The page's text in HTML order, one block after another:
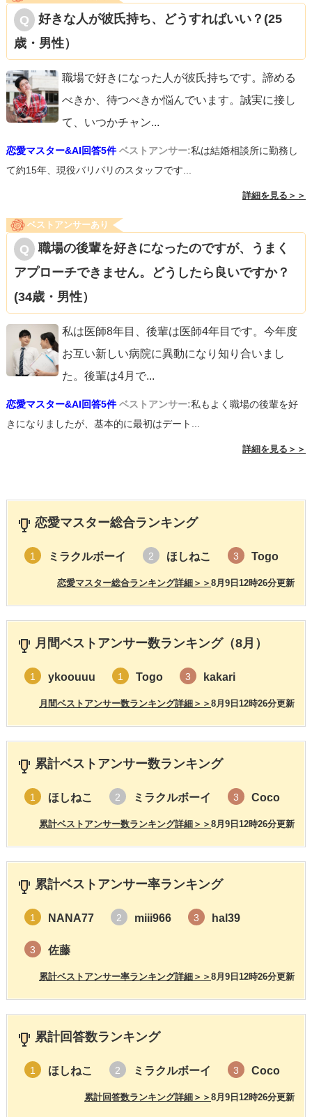
好きな人が彼氏持ち、どうすればいい？(25
歳・男性）
職場で好きになった人が彼氏持ちです。諦める
べきか、待つべきか悩んでいます。誠実に接し
て、いつかチャン...
恋愛マスター&AI回答5件 ベストアンサー:私は結婚相談所に勤務し
て約15年、現役バリバリのスタッフです...
詳細を見る＞＞
ベストアンサーあり
職場の後輩を好きになったのですが、うまく
アプローチできません。どうしたら良いですか？
(34歳・男性）
私は医師8年目、後輩は医師4年目です。今年度
お互い新しい病院に異動になり知り合いまし
た。後輩は4月で...
恋愛マスター&AI回答5件 ベストアンサー:私もよく職場の後輩を好
きになりましたが、基本的に最初はデート...
詳細を見る＞＞
恋愛マスター総合ランキング
1 ミラクルボーイ 2 ほしねこ 3 Togo
8月9日12時26分更新
恋愛マスター総合ランキング詳細＞＞
月間ベストアンサー数ランキング（8月）
1 ykoouuu 1 Togo 3 kakari
8月9日12時26分更新
月間ベストアンサー数ランキング詳細＞＞
累計ベストアンサー数ランキング
1 ほしねこ 2 ミラクルボーイ 3 Coco
8月9日12時26分更新
累計ベストアンサー数ランキング詳細＞＞
累計ベストアンサー率ランキング
1 NANA77 2 miii966 3 hal39
3 佐藤
8月9日12時26分更新
累計ベストアンサー率ランキング詳細＞＞
累計回答数ランキング
1 ほしねこ 2 ミラクルボーイ 3 Coco
8月9日12時26分更新
累計回答数ランキング詳細＞＞